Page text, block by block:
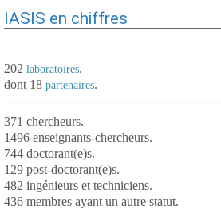
IASIS en chiffres
202 laboratoires.
dont 18 partenaires.
371 chercheurs.
1496 enseignants-chercheurs.
744 doctorant(e)s.
129 post-doctorant(e)s.
482 ingénieurs et techniciens.
436 membres ayant un autre statut.